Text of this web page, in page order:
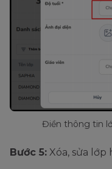
Điền thông tin
Bước 5: Xóa, sửa lớp